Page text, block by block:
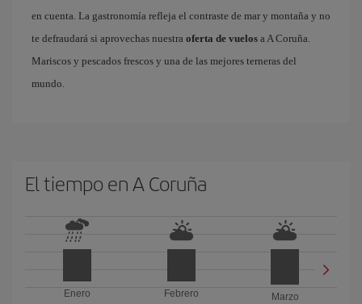
en cuenta. La gastronomía refleja el contraste de mar y montaña y no
te defraudará si aprovechas nuestra oferta de vuelos a A Coruña.
Mariscos y pescados frescos y una de las mejores terneras del
mundo.
El tiempo en A Coruña
Enero
Febrero
Marzo